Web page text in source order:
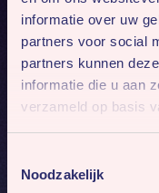
informatie over uw
partners voor social
partners kunnen
informatie die u aan
verzameld op basis
Noodzakelijk
relaties aanwezig
We zijn trots op
bed is voor de